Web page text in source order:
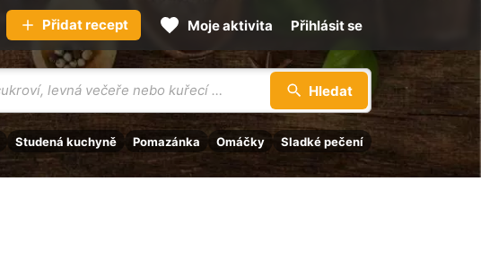
Hledat
Studená kuchyně Pomazánka Omáčky Sladké pečení
Přidat recept Moje aktivita Přihlásit se